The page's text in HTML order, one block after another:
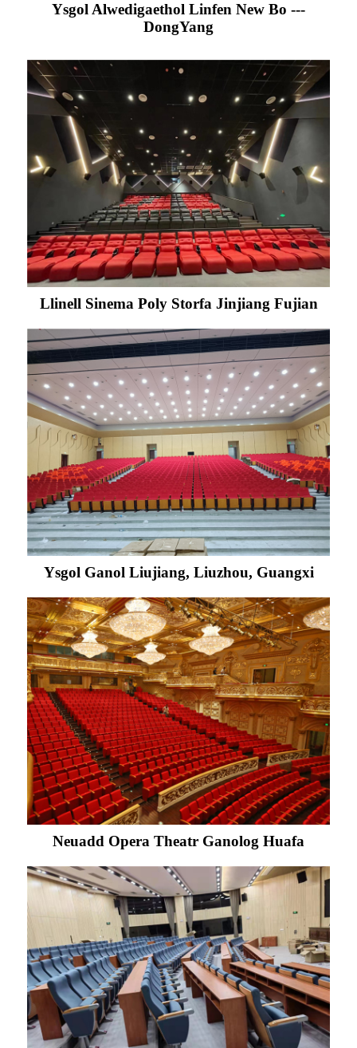
Ysgol Alwedigaethol Linfen New Bo ---
DongYang
Llinell Sinema Poly Storfa Jinjiang Fujian
Ysgol Ganol Liujiang, Liuzhou, Guangxi
Neuadd Opera Theatr Ganolog Huafa